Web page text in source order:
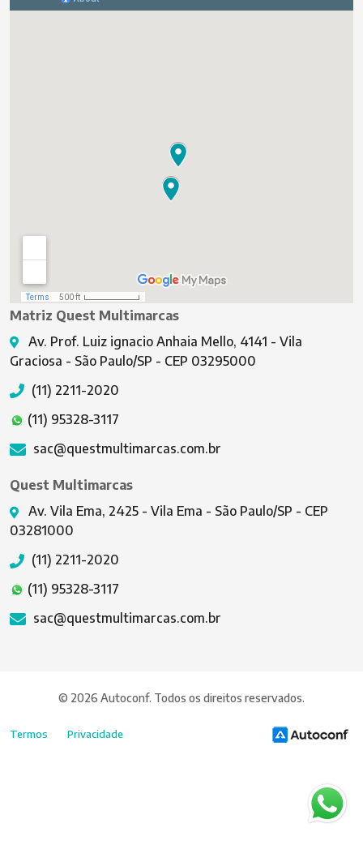
Matriz Quest Multimarcas
Av. Prof. Luiz ignacio Anhaia Mello, 4141 - Vila
Graciosa - São Paulo/SP - CEP 03295000
(11) 2211-2020
(11) 95328-3117
sac@questmultimarcas.com.br
Quest Multimarcas
Av. Vila Ema, 2425 - Vila Ema - São Paulo/SP - CEP
03281000
(11) 2211-2020
(11) 95328-3117
sac@questmultimarcas.com.br
© 2026 Autoconf. Todos os direitos reservados.
Termos Privacidade